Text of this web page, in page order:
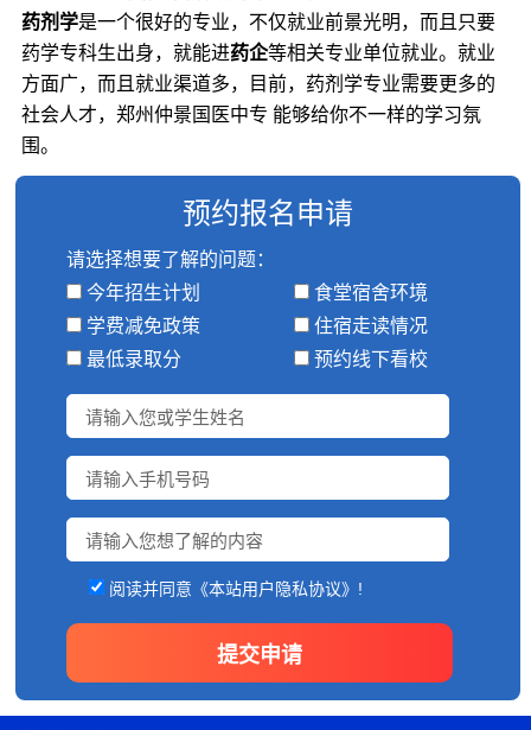
药剂学是一个很好的专业，不仅就业前景光明，而且只要
药学专科生出身，就能进药企等相关专业单位就业。就业
方面广，而且就业渠道多，目前，药剂学专业需要更多的
社会人才，郑州仲景国医中专 能够给你不一样的学习氛
围。
预约报名申请
请选择想要了解的问题：
今年招生计划
食堂宿舍环境
学费减免政策
住宿走读情况
最低录取分
预约线下看校
阅读并同意《本站用户隐私协议》!